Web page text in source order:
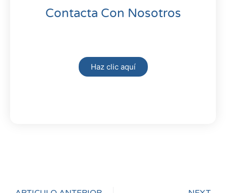
Contacta Con Nosotros
Haz clic aquí